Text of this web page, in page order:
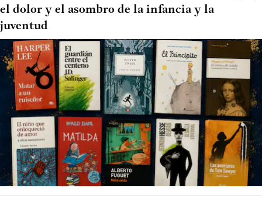
el dolor y el asombro de la infancia y la
juventud